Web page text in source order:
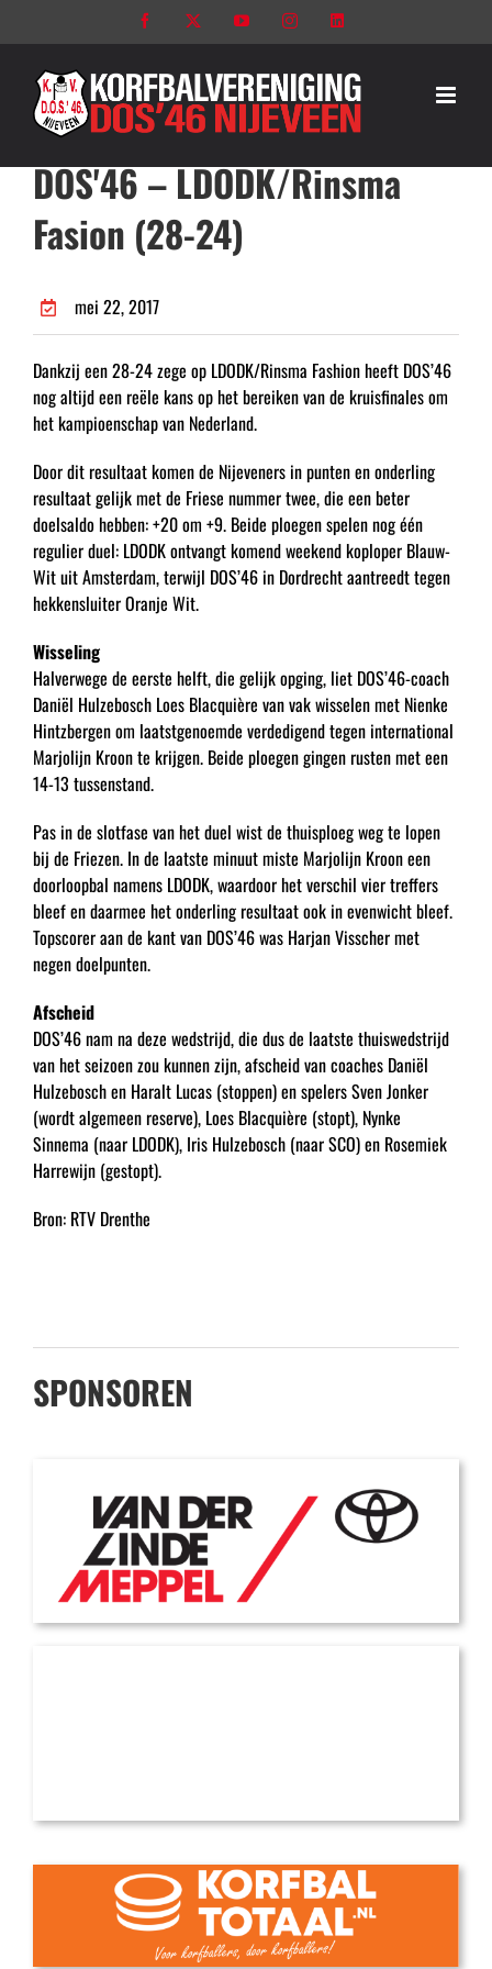
naar
Facebook YouTubeInstagram
DOS'46 – LDODK/Rinsma
Fasion (28-24)
mei 22, 2017
Dankzij een 28-24 zege op LDODK/Rinsma Fashion heeft DOS’46
nog altijd een reële kans op het bereiken van de kruisfinales om
het kampioenschap van Nederland.
Door dit resultaat komen de Nijeveners in punten en onderling
resultaat gelijk met de Friese nummer twee, die een beter
doelsaldo hebben: +20 om +9. Beide ploegen spelen nog één
regulier duel: LDODK ontvangt komend weekend koploper Blauw-
Wit uit Amsterdam, terwijl DOS’46 in Dordrecht aantreedt tegen
hekkensluiter Oranje Wit.
Wisseling
Halverwege de eerste helft, die gelijk opging, liet DOS’46-coach
Daniël Hulzebosch Loes Blacquière van vak wisselen met Nienke
Hintzbergen om laatstgenoemde verdedigend tegen international
Marjolijn Kroon te krijgen. Beide ploegen gingen rusten met een
14-13 tussenstand.
Pas in de slotfase van het duel wist de thuisploeg weg te lopen
bij de Friezen. In de laatste minuut miste Marjolijn Kroon een
doorloopbal namens LDODK, waardoor het verschil vier treffers
bleef en daarmee het onderling resultaat ook in evenwicht bleef.
Topscorer aan de kant van DOS’46 was Harjan Visscher met
negen doelpunten.
Afscheid
DOS’46 nam na deze wedstrijd, die dus de laatste thuiswedstrijd
van het seizoen zou kunnen zijn, afscheid van coaches Daniël
Hulzebosch en Haralt Lucas (stoppen) en spelers Sven Jonker
(wordt algemeen reserve), Loes Blacquière (stopt), Nynke
Sinnema (naar LDODK), Iris Hulzebosch (naar SCO) en Rosemiek
Harrewijn (gestopt).
Bron: RTV Drenthe
SPONSOREN